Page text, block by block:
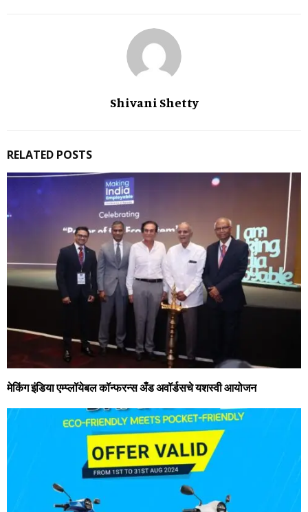
Shivani Shetty
RELATED POSTS
मेकिंग इंडिया एम्‍प्‍लॉयेबल कॉन्‍फरन्‍स अँड अवॉर्डसचे यशस्वी आयोजन